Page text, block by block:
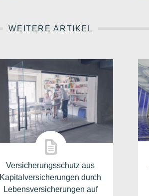
WEITERE ARTIKEL
Versicherungsschutz aus
Kapitalversicherungen durch
Lebensversicherungen auf